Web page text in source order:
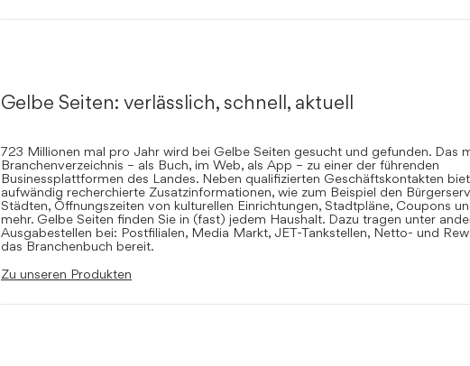
Gelbe Seiten: verlässlich, schnell, aktuell
723 Millionen mal pro Jahr wird bei Gelbe Seiten gesucht und gefunden. Das
Branchenverzeichnis – als Buch, im Web, als App – zu einer der führenden
Businessplattformen des Landes. Neben qualifizierten Geschäftskontakten
aufwändig recherchierte Zusatzinformationen, wie zum Beispiel den
Städten, Öffnungszeiten von kulturellen Einrichtungen, Stadtpläne, Coupons
mehr. Gelbe Seiten finden Sie in (fast) jedem Haushalt. Dazu tragen unter
Ausgabestellen bei: Postfilialen, Media Markt, JET-Tankstellen, Netto- und
das Branchenbuch bereit.
Zu unseren Produkten